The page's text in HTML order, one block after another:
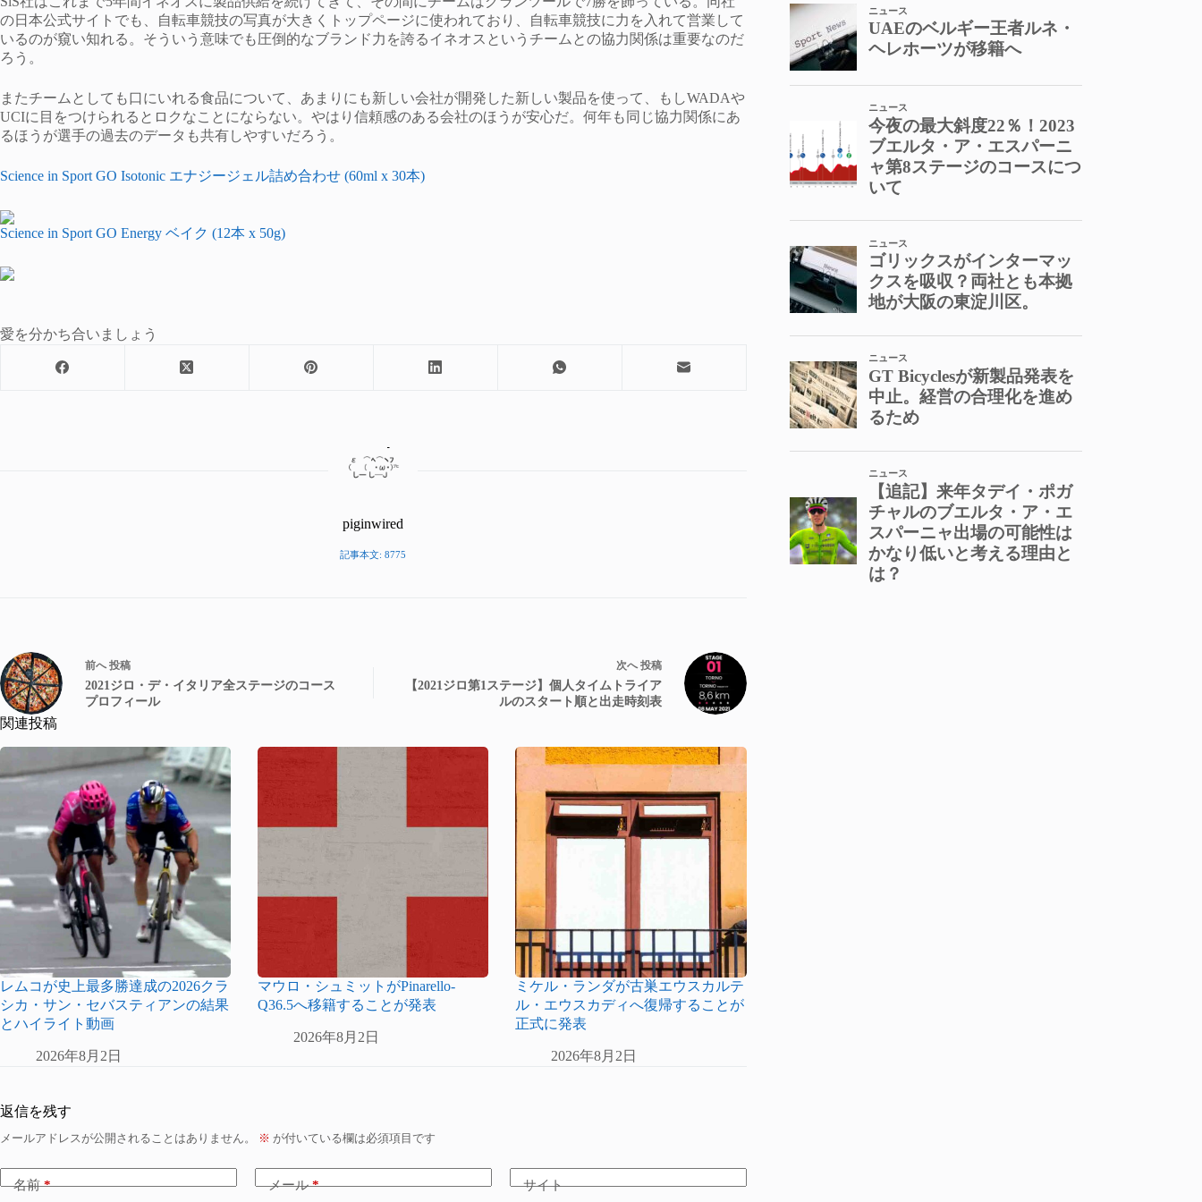
の日本公式サイトでも、自転車競技の写真が大きくトップページに使われており、自転車競技に力を入れて営業して
いるのが窺い知れる。そういう意味でも圧倒的なブランド力を誇るイネオスというチームとの協力関係は重要なのだ
ろう。
またチームとしても口にいれる食品について、あまりにも新しい会社が開発した新しい製品を使って、もしWADAや
UCIに目をつけられるとロクなことにならない。やはり信頼感のある会社のほうが安心だ。何年も同じ協力関係にあ
るほうが選手の過去のデータも共有しやすいだろう。
Science in Sport GO Isotonic エナジージェル詰め合わせ (60ml x 30本)
Science in Sport GO Energy ベイク (12本 x 50g)
愛を分かち合いましょう
piginwired
記事本文: 8775
前へ投稿
2021ジロ・デ・イタリア全ステージのコース
プロフィール
次へ投稿
【2021ジロ第1ステージ】個人タイムトライア
ルのスタート順と出走時刻表
関連投稿
レムコが史上最多勝達成の2026クラ
シカ・サン・セバスティアンの結果
とハイライト動画
2026年8月2日
マウロ・シュミットがPinarello-
Q36.5へ移籍することが発表
2026年8月2日
ミケル・ランダが古巣エウスカルテ
ル・エウスカディへ復帰することが
正式に発表
2026年8月2日
返信を残す
メールアドレスが公開されることはありません。 ※ が付いている欄は必須項目です
名前* メール* サイト